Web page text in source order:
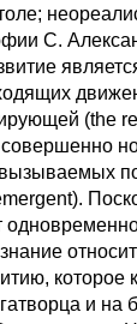
С.
(the
которое
и на